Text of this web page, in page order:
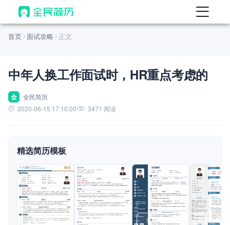
首页
AI 生成简历
AI 优化简历
AI 翻译简历
AI 模拟面试
面试自我介绍
AI 职场工具 New
简历模板
首页 面试攻略 正文
中年人换工作面试时，HR重点考虑的
全
全民简历
2020-06-15 17:10:00
3471 阅读
精选简历模板
查看模板 查看模板 查看模板 查看模板